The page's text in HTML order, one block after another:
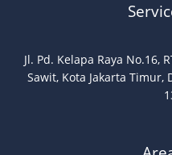
Jl. Pd. Kelapa Raya No.16,
Sawit, Kota Jakarta Timur,